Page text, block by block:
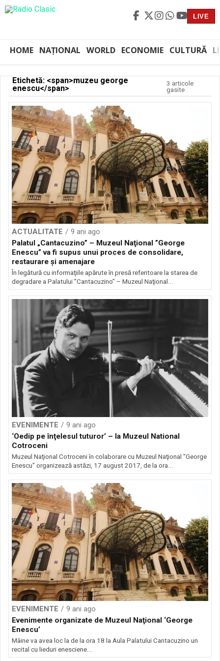
LIVE
HOME NAȚIONAL WORLD ECONOMIE CULTURĂ
Etichetă: <span>muzeu george
enescu</span>
3 articole
gasite
ACTUALITATE
9 ani ago
Palatul „Cantacuzino” – Muzeul Naţional ”George
Enescu” va fi supus unui proces de consolidare,
restaurare şi amenajare
În legătură cu informaţiile apărute în presă referitoare la starea de
degradare a Palatului ”Cantacuzino” – Muzeul Naţional...
EVENIMENTE
9 ani ago
‘Oedip pe înţelesul tuturor’ – la Muzeul National
Cotroceni
Muzeul Naţional Cotroceni în colaborare cu Muzeul Naţional "George
Enescu" organizează astăzi, 17 august 2017, de la ora...
EVENIMENTE
9 ani ago
Evenimente organizate de Muzeul Naţional ‘George
Enescu’
Mâine va avea loc la de la ora 18 la Aula Palatului Cantacuzino un
recital cu lieduri enesciene...